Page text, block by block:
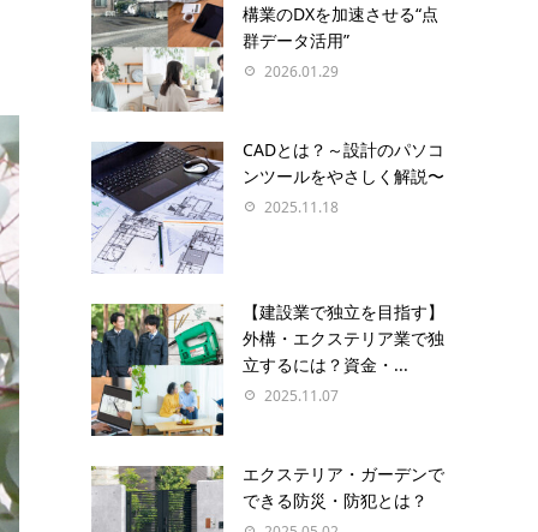
構業のDXを加速させる“点
群データ活用”
2026.01.29
CADとは？～設計のパソコ
ンツールをやさしく解説〜
2025.11.18
【建設業で独立を目指す】
外構・エクステリア業で独
立するには？資金・...
2025.11.07
エクステリア・ガーデンで
できる防災・防犯とは？